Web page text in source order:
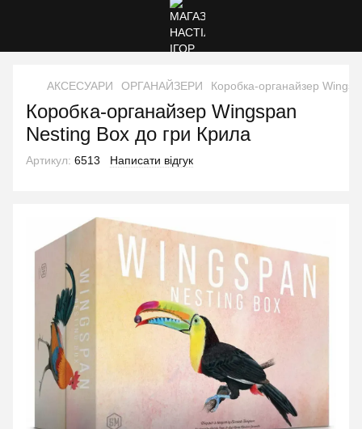
АКСЕСУАРИ ОРГАНАЙЗЕРИ Коробка-органайзер
Коробка-органайзер Wingspan
Nesting Box до гри Крила
Артикул: 6513 Написати відгук